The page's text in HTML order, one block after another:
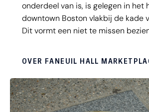
onderdeel van is, is gelegen in het
downtown Boston vlakbij de kade
Dit vormt een niet te missen
Amerika deze plek uitriepen tot
de vrijheid! Naast straatartiesten
kunsten vertonen op de sfeervolle
OVER FANEUIL HALL